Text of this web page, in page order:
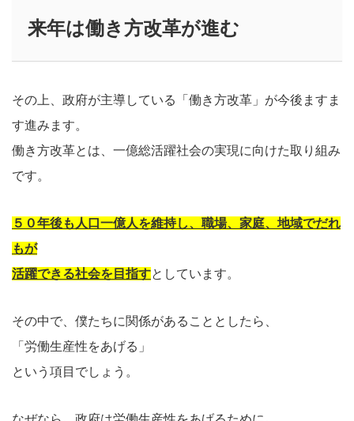
来年は働き方改革が進む
その上、政府が主導している「働き方改革」が今後ますま
す進みます。
働き方改革とは、一億総活躍社会の実現に向けた取り組み
です。
５０年後も人口一億人を維持し、職場、家庭、地域でだれ
もが
活躍できる社会を目指すとしています。
その中で、僕たちに関係があることとしたら、
「労働生産性をあげる」
という項目でしょう。